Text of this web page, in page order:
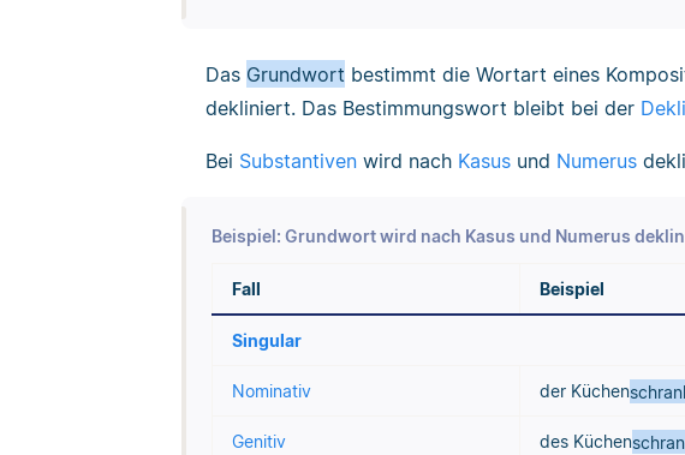
Das Grundwort bestimmt die Wortart eines
dekliniert. Das Bestimmungswort bleibt bei der
Bei Substantiven wird nach Kasus und Numerus
Beispiel: Grundwort wird nach Kasus und Numerus
Fall Beispiel
Singular
Nominativ der Küchen
Genitiv des Küchen